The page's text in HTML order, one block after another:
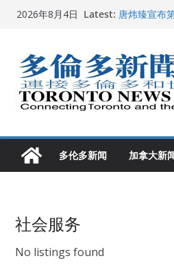
Skip2026年8月4日 Latest: 唐炜臻宣布
多伦多市长
2026深圳国
多伦多新闻 加拿大新
社会服务
No listings found